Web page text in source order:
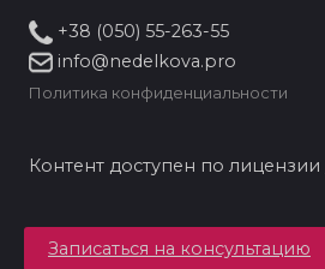
+38 (050) 55-263-55
info@nedelkova.pro
Политика конфиденциальности
Контент доступен по лицензии
Записаться на консультацию